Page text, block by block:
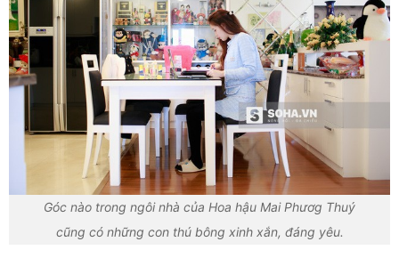
Góc nào trong ngôi nhà của Hoa hậu Mai Phươg Thuý
cũng có những con thú bông xinh xắn, đáng yêu.